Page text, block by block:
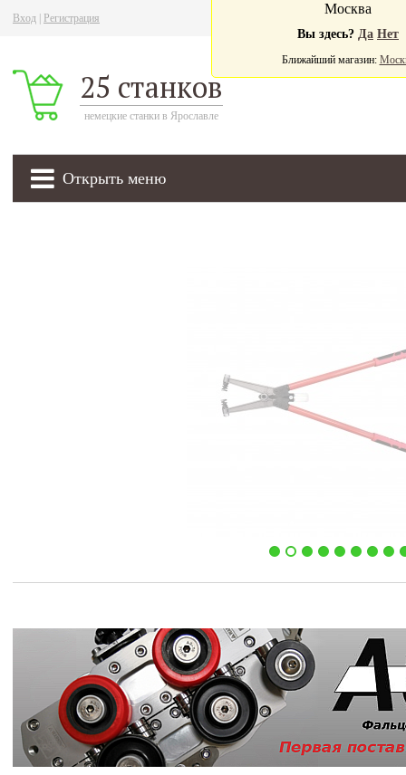
Вход Регистрация
25 станков
немецкие станки в Ярославле
Открыть меню
Москва
Вы здесь? Да Нет
Ближайший магазин:
мобильный листогиб для тонколистового металла